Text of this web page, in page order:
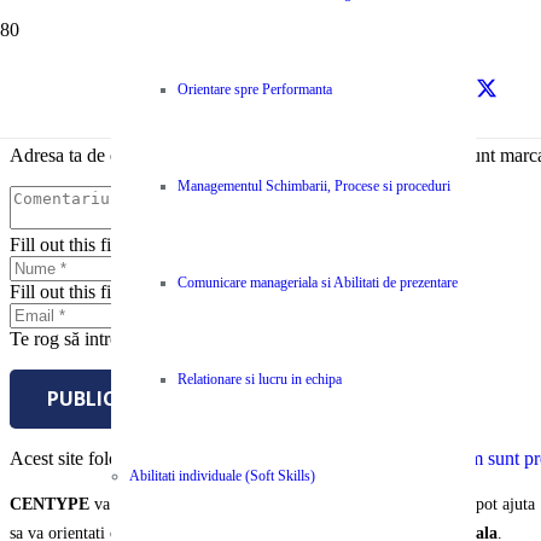
Orientare spre Performanta
Managementul Schimbarii, Procese si proceduri
Comunicare manageriala si Abilitati de prezentare
Relationare si lucru in echipa
Abilitati individuale (Soft Skills)
Lasă un răspuns
Adresa ta de email nu va fi publicată. Câmpurile obligatorii sunt
Fill out this field
Fill out this field
Te rog să introduci o adresă de email validă.
PUBLICĂ COMENTARIUL
Acest site folosește Akismet pentru a reduce spamul. Află cum sunt
CENTYPE va pune la dispozitie o selectie unica de servicii care va pot ajuta
sa va orientati organizatia si echipa spre
performanta organizationala